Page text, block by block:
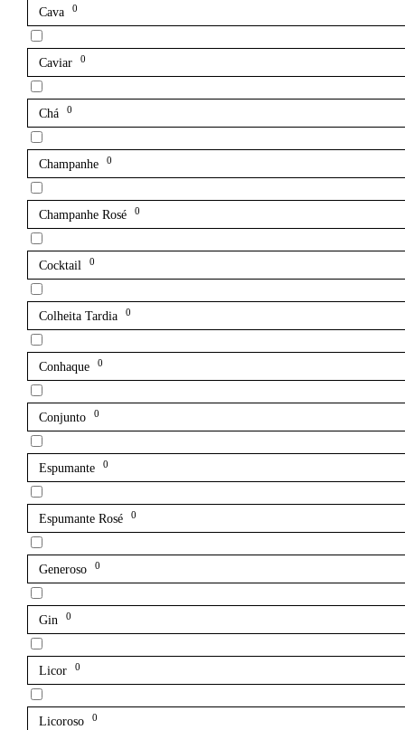
Cava 0
Caviar 0
Chá 0
Champanhe 0
Champanhe Rosé 0
Cocktail 0
Colheita Tardia 0
Conhaque 0
Conjunto 0
Espumante 0
Espumante Rosé 0
Generoso 0
Gin 0
Licor 0
Licoroso 0